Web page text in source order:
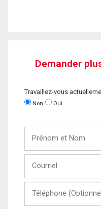
Demander
Travaillez-vous
Non Oui
Nom
(Optionnel)